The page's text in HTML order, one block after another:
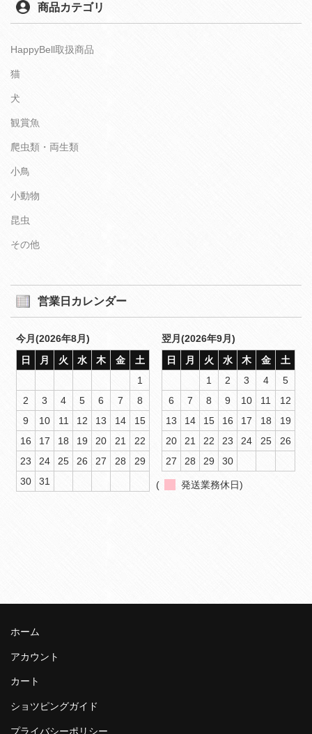
商品カテゴリ
HappyBell取扱商品
猫
犬
観賞魚
爬虫類・両生類
小鳥
小動物
昆虫
その他
営業日カレンダー
今月(2026年8月)
日
月 火 水 木 金
土
1
2
3 4 5 6 7
8
9
10 11 12 13 14
15
16
17 18 19 20 21
22
23
24 25 26 27 28
29
30
31
翌月(2026年9月)
日
月 火 水 木 金
土
1
2 3 4
5
6
7 8 9 10 11
12
13
14 15 16 17 18
19
20
21 22 23 24 25
26
27
28 29 30
( 発送業務休日)
ホーム
アカウント
カート
ショツピングガイド
プライバシーポリシー